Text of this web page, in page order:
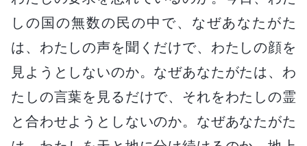
しの国の無数の民の中で、なぜあなたがた
は、わたしの声を聞くだけで、わたしの顔を
見ようとしないのか。なぜあなたがたは、わ
たしの言葉を見るだけで、それをわたしの霊
と合わせようとしないのか。なぜあなたがた